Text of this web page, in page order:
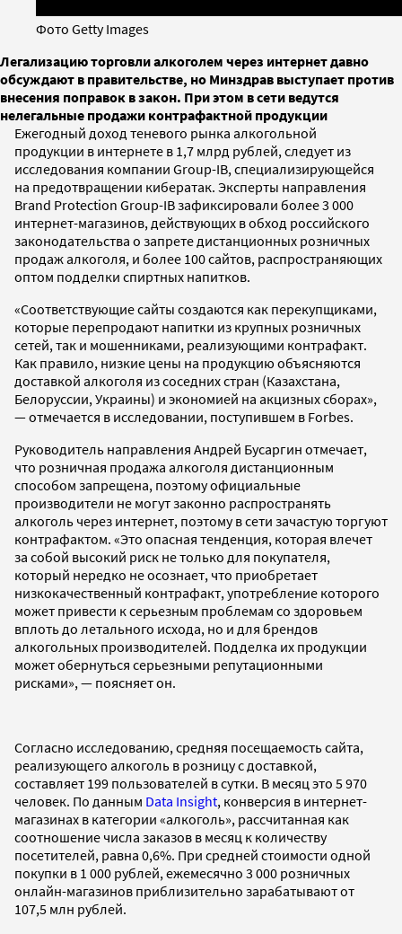
Фото Getty Images
Легализацию торговли алкоголем через интернет давно
обсуждают в правительстве, но Минздрав выступает против
внесения поправок в закон. При этом в сети ведутся
нелегальные продажи контрафактной продукции
Ежегодный доход теневого рынка алкогольной
продукции в интернете в 1,7 млрд рублей, следует из
исследования компании Group-IB, специализирующейся
на предотвращении кибератак. Эксперты направления
Brand Protection Group-IB зафиксировали более 3 000
интернет-магазинов, действующих в обход российского
законодательства о запрете дистанционных розничных
продаж алкоголя, и более 100 сайтов, распространяющих
оптом подделки спиртных напитков.
«Соответствующие сайты создаются как перекупщиками,
которые перепродают напитки из крупных розничных
сетей, так и мошенниками, реализующими контрафакт.
Как правило, низкие цены на продукцию объясняются
доставкой алкоголя из соседних стран (Казахстана,
Белоруссии, Украины) и экономией на акцизных сборах»,
— отмечается в исследовании, поступившем в Forbes.
Руководитель направления Андрей Бусаргин отмечает,
что розничная продажа алкоголя дистанционным
способом запрещена, поэтому официальные
производители не могут законно распространять
алкоголь через интернет, поэтому в сети зачастую торгуют
контрафактом. «Это опасная тенденция, которая влечет
за собой высокий риск не только для покупателя,
который нередко не осознает, что приобретает
низкокачественный контрафакт, употребление которого
может привести к серьезным проблемам со здоровьем
вплоть до летального исхода, но и для брендов
алкогольных производителей. Подделка их продукции
может обернуться серьезными репутационными
рисками», — поясняет он.
Согласно исследованию, средняя посещаемость сайта,
реализующего алкоголь в розницу с доставкой,
составляет 199 пользователей в сутки. В месяц это 5 970
человек. По данным Data Insight, конверсия в интернет-
магазинах в категории «алкоголь», рассчитанная как
соотношение числа заказов в месяц к количеству
посетителей, равна 0,6%. При средней стоимости одной
покупки в 1 000 рублей, ежемесячно 3 000 розничных
онлайн-магазинов приблизительно зарабатывают от
107,5 млн рублей.